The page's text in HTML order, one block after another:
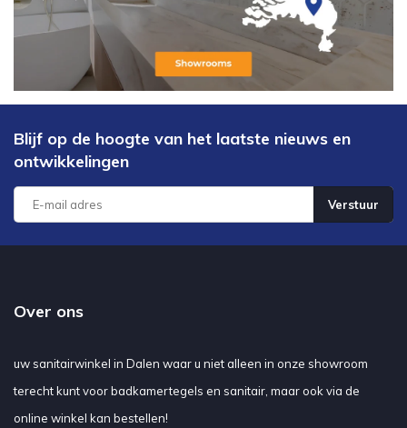
Blijf op de hoogte van het laatste nieuws en
ontwikkelingen
Verstuur
Over ons
uw sanitairwinkel in Dalen waar u niet alleen in onze showroom
terecht kunt voor badkamertegels en sanitair, maar ook via de
online winkel kan bestellen!